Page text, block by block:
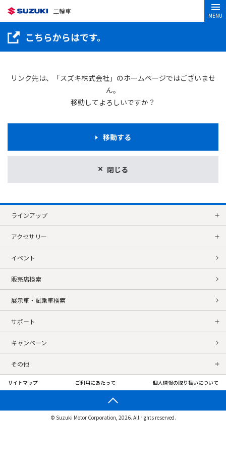
二輪車
MENU
こちらからはです。
リンク先は、「スズキ株式会社」のホームページではございませ
ん。
移動してよろしいですか？
閉じる
移動する
ラインアップ
アクセサリー
イベント
販売店検索
展示車・試乗車検索
サポート
キャンペーン
その他
サイトマップ ご利用にあたって 個人情報の取り扱いについて
© Suzuki Motor Corporation, 2026. All rights reserved.